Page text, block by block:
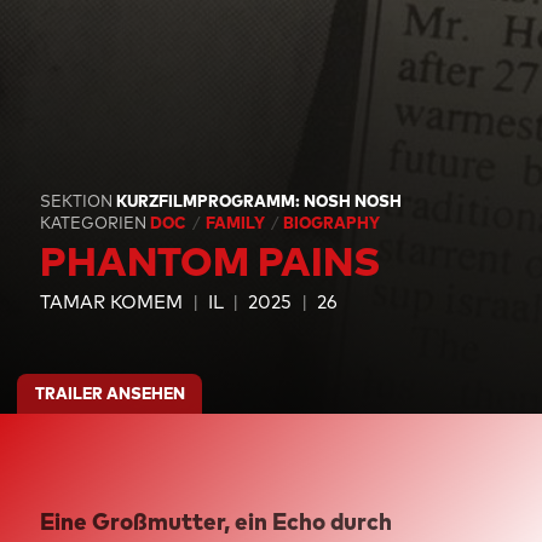
SEKTION KURZFILMPROGRAMM: NOSH NOSH
KATEGORIEN DOC FAMILY BIOGRAPHY
PHANTOM PAINS
TAMAR KOMEM IL 2025 26
TRAILER ANSEHEN
Eine Großmutter, ein Echo durch